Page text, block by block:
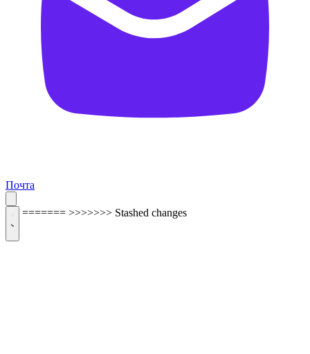
Почта
======= >>>>>>> Stashed changes